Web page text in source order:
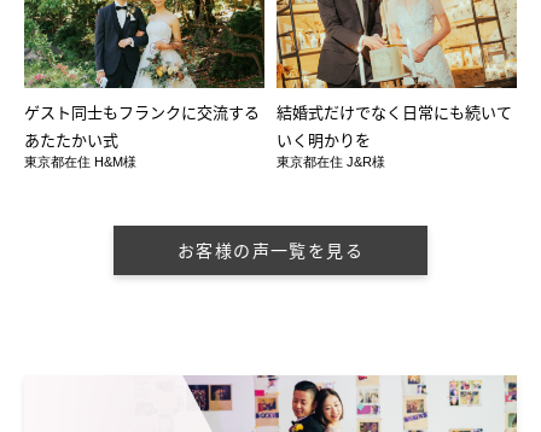
ゲスト同士もフランクに交流する
あたたかい式
東京都在住 H&M様
結婚式だけでなく日常にも続いて
いく明かりを
東京都在住 J&R様
お客様の声一覧を見る